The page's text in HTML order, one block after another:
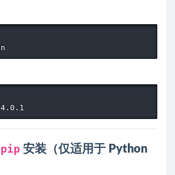
pip 安装（仅适用于 Python